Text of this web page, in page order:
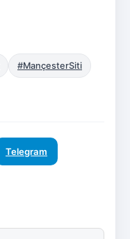
#MançesterSiti
Telegram